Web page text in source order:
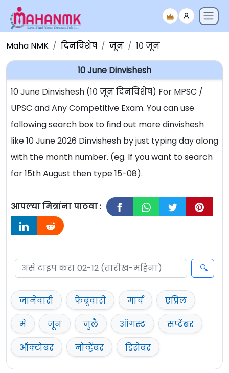
Maha NMK दिनविशेष जून १० जून
10 June Dinvishesh
10 June Dinvishesh (१० जून दिनविशेष) For MPSC /
UPSC and Any Competitive Exam. You can use
following search box to find out more dinvishesh
like 10 June 2026 Dinvishesh by just typing day along
with the month number. (eg. If you want to search
for 15th August then type 15-08).
आपल्या मित्रांना पाठवा :
जानेवारी फेब्रुवारी मार्च
एप्रिल
मे
जून जुलै ऑगस्ट
सप्टेंबर
ऑक्टोबर
नोव्हेंबर डिसेंबर